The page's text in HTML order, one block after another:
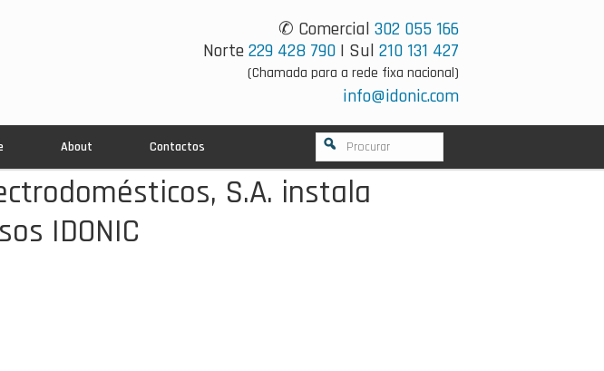
✆ Comercial 302 055 166
Norte229 428 790 | Sul 210 131 427
(Chamada para a rede fixa nacional)
info@idonic.com
About Contactos
S.A. instala
IDONIC